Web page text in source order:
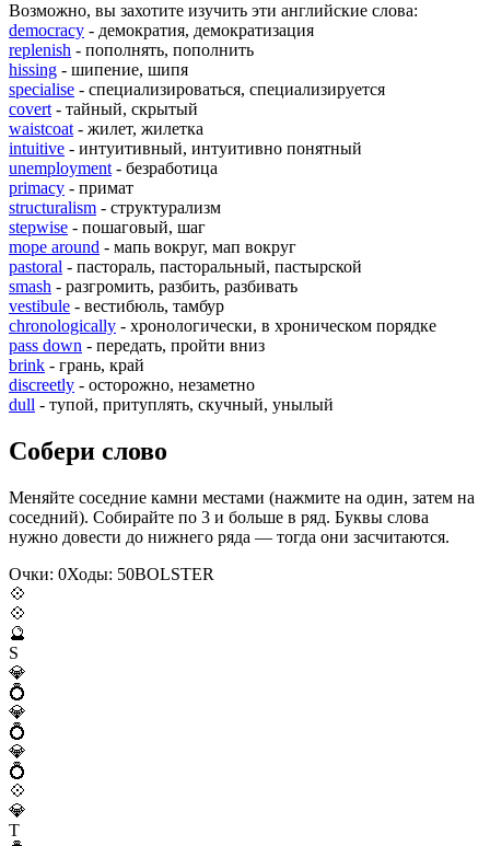
Возможно, вы захотите изучить эти английские слова:
democracy - демократия, демократизация
replenish - пополнять, пополнить
hissing - шипение, шипя
specialise - специализироваться, специализируется
covert - тайный, скрытый
waistcoat - жилет, жилетка
intuitive - интуитивный, интуитивно понятный
unemployment - безработица
primacy - примат
structuralism - структурализм
stepwise - пошаговый, шаг
mope around - мапь вокруг, мап вокруг
pastoral - пастораль, пасторальный, пастырской
smash - разгромить, разбить, разбивать
vestibule - вестибюль, тамбур
chronologically - хронологически, в хроническом порядке
pass down - передать, пройти вниз
brink - грань, край
discreetly - осторожно, незаметно
dull - тупой, притуплять, скучный, унылый
Собери слово
Меняйте соседние камни местами (нажмите на один, затем на
соседний). Собирайте по 3 и больше в ряд. Буквы слова
нужно довести до нижнего ряда — тогда они засчитаются.
Очки: 0Ходы: 50BOLSTER
💠
💠
🔮
S
💎
💍
💎
💍
💎
💍
💠
💎
T